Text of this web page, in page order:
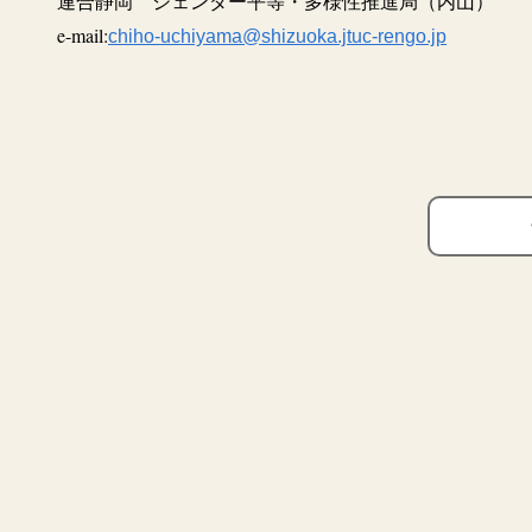
e-mail:chiho-uchiyama@shizuoka.jtuc-rengo.jp